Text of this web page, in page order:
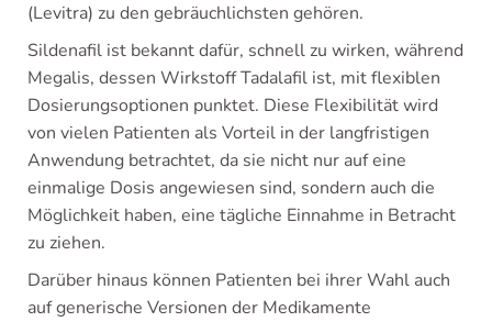
(Levitra) zu den gebräuchlichsten gehören.
Sildenafil ist bekannt dafür, schnell zu wirken, während
Megalis, dessen Wirkstoff Tadalafil ist, mit flexiblen
Dosierungsoptionen punktet. Diese Flexibilität wird
von vielen Patienten als Vorteil in der langfristigen
Anwendung betrachtet, da sie nicht nur auf eine
einmalige Dosis angewiesen sind, sondern auch die
Möglichkeit haben, eine tägliche Einnahme in Betracht
zu ziehen.
Darüber hinaus können Patienten bei ihrer Wahl auch
auf generische Versionen der Medikamente